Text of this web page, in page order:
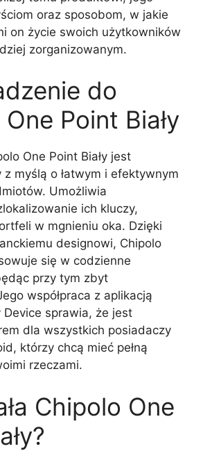
oraz sposobom, w jakie
on życie swoich użytkowników
zorganizowanym.
do
Point Biały
One Point Biały jest
myślą o łatwym i efektywnym
Umożliwia
ich kluczy,
w mgnieniu oka. Dzięki
designowi, Chipolo
się w codzienne
przy tym zbyt
współpraca z aplikacją
Device sprawia, że jest
dla wszystkich posiadaczy
którzy chcą mieć pełną
rzeczami.
Chipolo One